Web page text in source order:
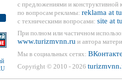
с предложениями и конструктивной
по вопросам рекламы: reklama at
с техническими вопросами: site at
При полном или частичном
www.turizmvnn.ru и автора
Мы в социальных сетях:
Copyright © 2010 - 2026